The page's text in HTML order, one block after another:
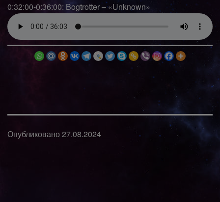
0:32:00-0:36:00: Bogtrotter – «Unknown»
Опубликовано27.08.2024